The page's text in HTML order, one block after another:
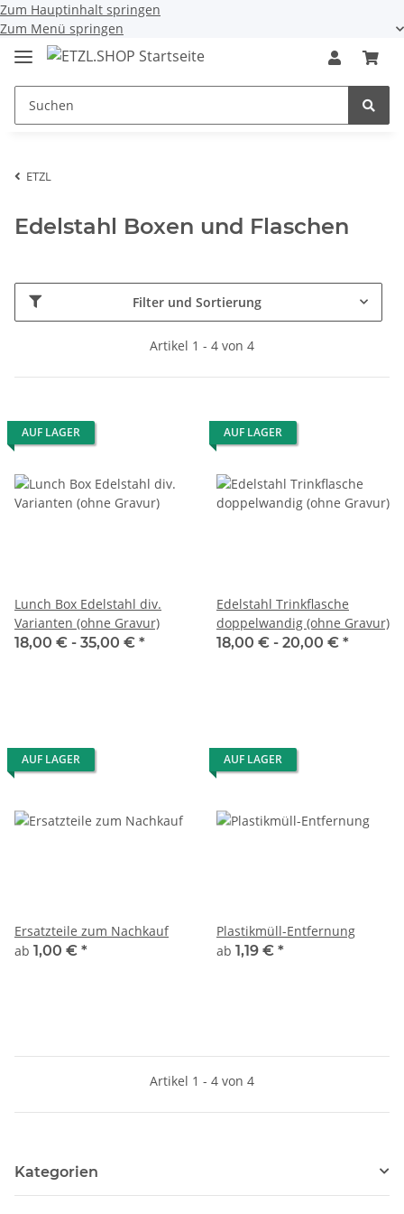
Zum Hauptinhalt springen
Zum Menü springen
ETZL
Edelstahl Boxen und Flaschen
Filter und Sortierung
Artikel 1 - 4 von 4
AUF LAGER
Lunch Box Edelstahl div.
Varianten (ohne Gravur)
18,00 € - 35,00 € *
AUF LAGER
Edelstahl Trinkflasche
doppelwandig (ohne Gravur)
18,00 € - 20,00 € *
AUF LAGER
Ersatzteile zum Nachkauf
ab 1,00 € *
AUF LAGER
Plastikmüll-Entfernung
ab 1,19 € *
Artikel 1 - 4 von 4
Kategorien